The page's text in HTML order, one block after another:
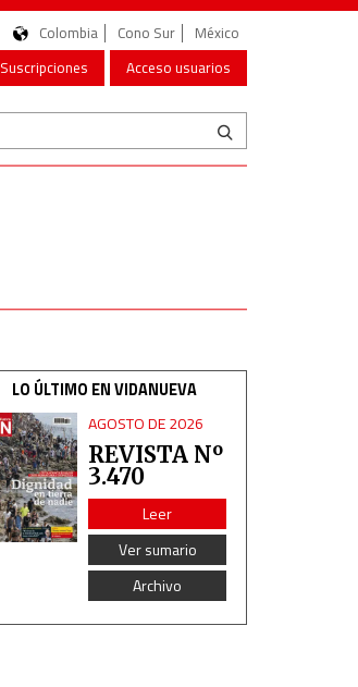
Colombia Cono Sur
México
Suscripciones
Acceso usuarios
LO ÚLTIMO EN VIDANUEVA
AGOSTO DE 2026
REVISTA Nº
3.470
Leer
Ver sumario
Archivo